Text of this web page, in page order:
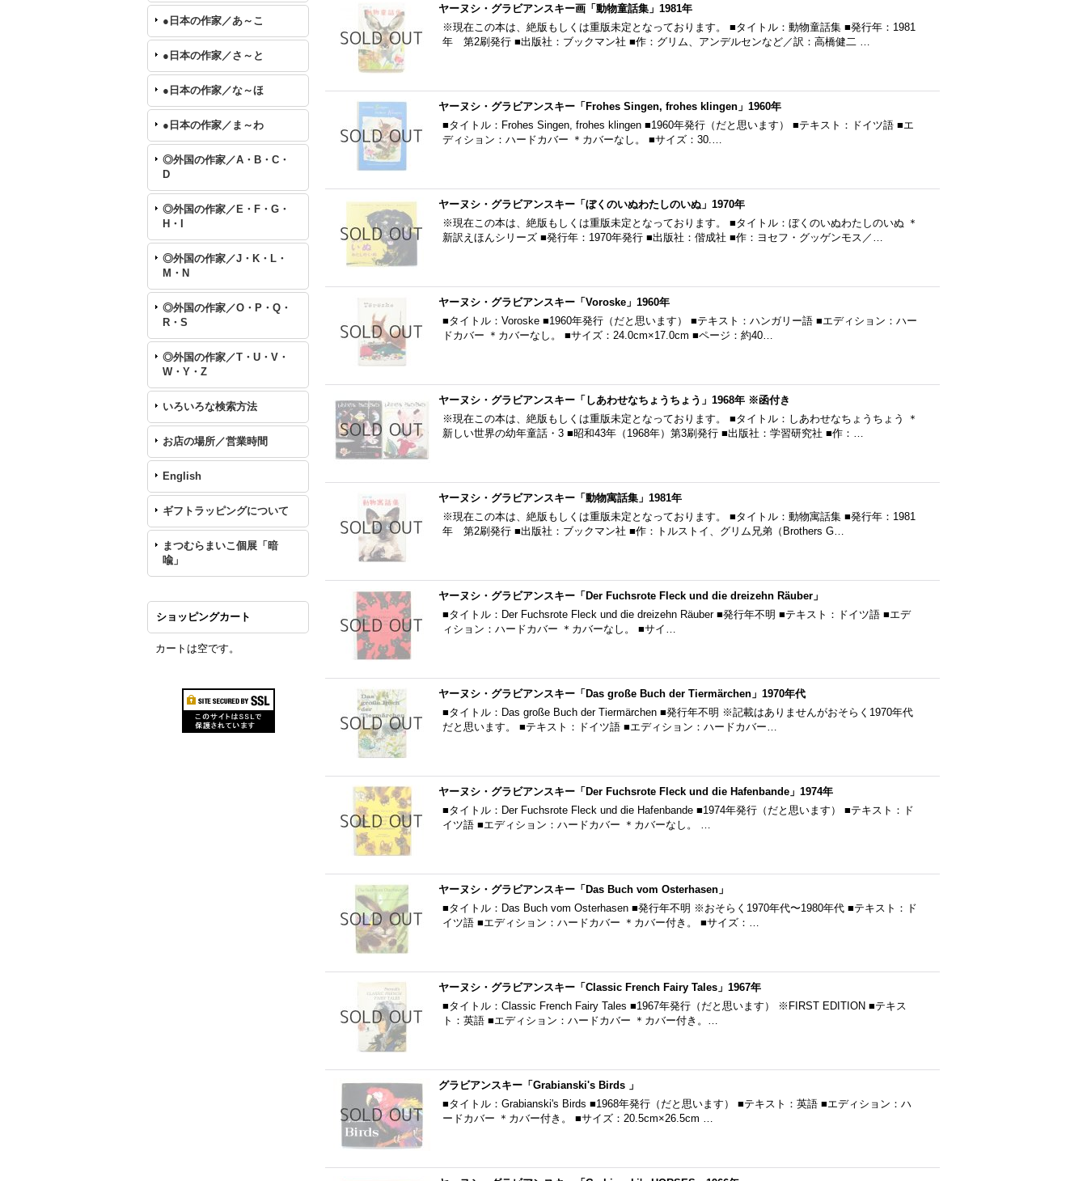
●日本の作家／あ～こ
●日本の作家／さ～と
●日本の作家／な～ほ
●日本の作家／ま～わ
◎外国の作家／A・B・C・
D
◎外国の作家／E・F・G・
H・I
◎外国の作家／J・K・L・
M・N
◎外国の作家／O・P・Q・
R・S
◎外国の作家／T・U・V・
W・Y・Z
いろいろな検索方法
お店の場所／営業時間
English
ギフトラッピングについて
まつむらまいこ個展「暗
喩」
ショッピングカート
カートは空です。
ヤーヌシ・グラビアンスキー画「動物童話集」1981年
※現在この本は、絶版もしくは重版未定となっております。 ■タイトル：動物童話集 ■発行年：1981
年 第2刷発行 ■出版社：ブックマン社 ■作：グリム、アンデルセンなど／訳：高橋健二 …
ヤーヌシ・グラビアンスキー「Frohes Singen, frohes klingen」1960年
■タイトル：Frohes Singen, frohes klingen ■1960年発行（だと思います） ■テキスト：ドイツ語 ■エ
ディション：ハードカバー ＊カバーなし。 ■サイズ：30.…
ヤーヌシ・グラビアンスキー「ぼくのいぬわたしのいぬ」1970年
※現在この本は、絶版もしくは重版未定となっております。 ■タイトル：ぼくのいぬわたしのいぬ ＊
新訳えほんシリーズ ■発行年：1970年発行 ■出版社：偕成社 ■作：ヨセフ・グッゲンモス／…
ヤーヌシ・グラビアンスキー「Voroske」1960年
■タイトル：Voroske ■1960年発行（だと思います） ■テキスト：ハンガリー語 ■エディション：ハー
ドカバー ＊カバーなし。 ■サイズ：24.0cm×17.0cm ■ページ：約40…
ヤーヌシ・グラビアンスキー「しあわせなちょうちょう」1968年 ※函付き
※現在この本は、絶版もしくは重版未定となっております。 ■タイトル：しあわせなちょうちょう ＊
新しい世界の幼年童話・3 ■昭和43年（1968年）第3刷発行 ■出版社：学習研究社 ■作：…
ヤーヌシ・グラビアンスキー「動物寓話集」1981年
※現在この本は、絶版もしくは重版未定となっております。 ■タイトル：動物寓話集 ■発行年：1981
年 第2刷発行 ■出版社：ブックマン社 ■作：トルストイ、グリム兄弟（Brothers G…
ヤーヌシ・グラビアンスキー「Der Fuchsrote Fleck und die dreizehn Räuber」
■タイトル：Der Fuchsrote Fleck und die dreizehn Räuber ■発行年不明 ■テキスト：ドイツ語 ■エデ
ィション：ハードカバー ＊カバーなし。 ■サイ…
ヤーヌシ・グラビアンスキー「Das große Buch der Tiermärchen」1970年代
■タイトル：Das große Buch der Tiermärchen ■発行年不明 ※記載はありませんがおそらく1970年代
だと思います。 ■テキスト：ドイツ語 ■エディション：ハードカバー…
ヤーヌシ・グラビアンスキー「Der Fuchsrote Fleck und die Hafenbande」1974年
■タイトル：Der Fuchsrote Fleck und die Hafenbande ■1974年発行（だと思います） ■テキスト：ド
イツ語 ■エディション：ハードカバー ＊カバーなし。 …
ヤーヌシ・グラビアンスキー「Das Buch vom Osterhasen」
■タイトル：Das Buch vom Osterhasen ■発行年不明 ※おそらく1970年代〜1980年代 ■テキスト：ド
イツ語 ■エディション：ハードカバー ＊カバー付き。 ■サイズ：…
ヤーヌシ・グラビアンスキー「Classic French Fairy Tales」1967年
■タイトル：Classic French Fairy Tales ■1967年発行（だと思います） ※FIRST EDITION ■テキス
ト：英語 ■エディション：ハードカバー ＊カバー付き。…
グラビアンスキー「Grabianski's Birds 」
■タイトル：Grabianski's Birds ■1968年発行（だと思います） ■テキスト：英語 ■エディション：ハ
ードカバー ＊カバー付き。 ■サイズ：20.5cm×26.5cm …